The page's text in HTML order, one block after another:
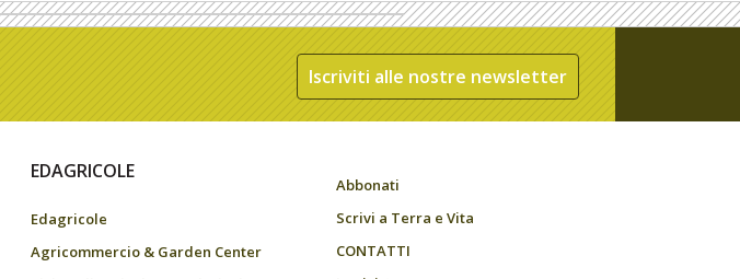
Iscriviti alle nostre newsletter
EDAGRICOLE
Edagricole
Agricommercio & Garden Center
Abbonati
Scrivi a Terra e Vita
CONTATTI